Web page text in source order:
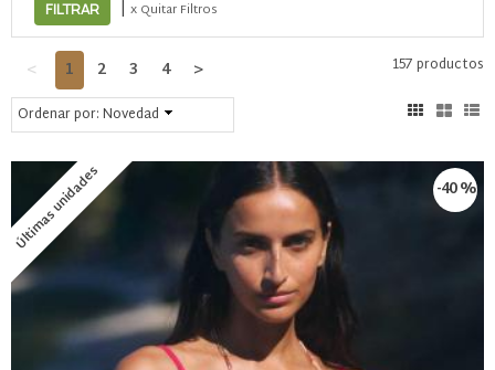
| x Quitar Filtros
< 1 2 3 4 > 157 productos
Ordenar por:Novedad
Últimas unidades -40 %